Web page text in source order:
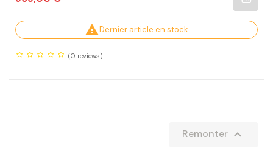
Dernier article en stock
(0 reviews)
Remonter 